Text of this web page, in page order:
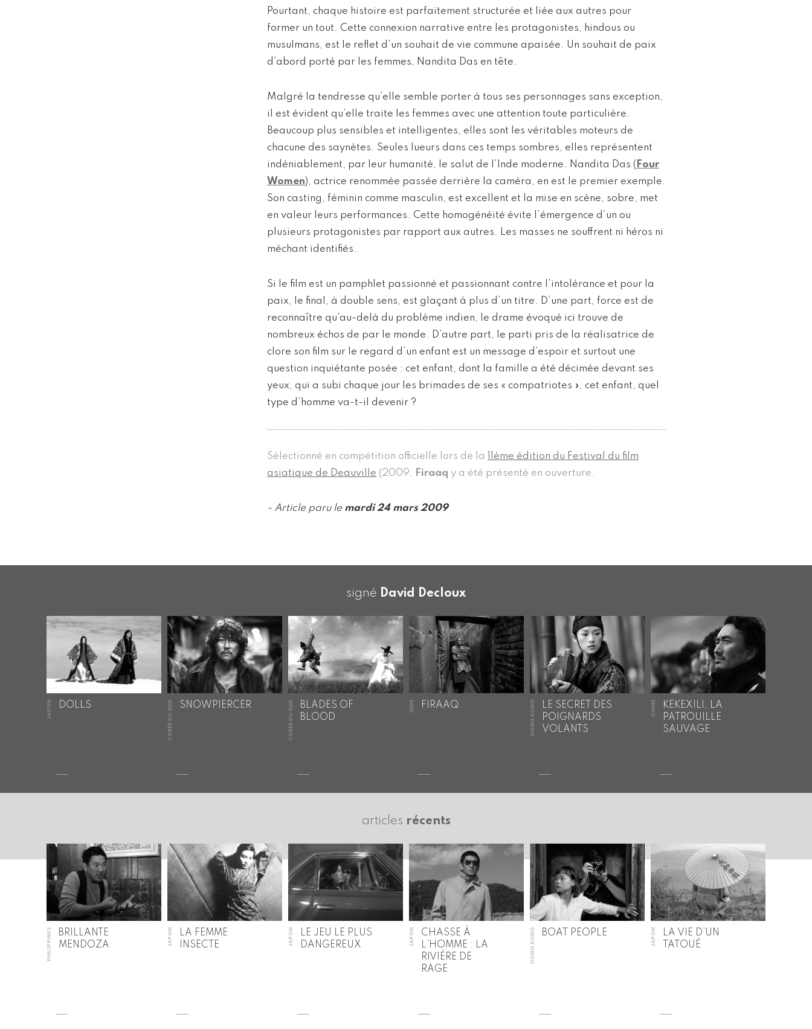
Pourtant, chaque histoire est parfaitement structurée et liée aux autres pour
former un tout. Cette connexion narrative entre les protagonistes, hindous ou
musulmans, est le reflet d’un souhait de vie commune apaisée. Un souhait de paix
d’abord porté par les femmes, Nandita Das en tête.
Malgré la tendresse qu’elle semble porter à tous ses personnages sans exception,
il est évident qu’elle traite les femmes avec une attention toute particulière.
Beaucoup plus sensibles et intelligentes, elles sont les véritables moteurs de
chacune des saynètes. Seules lueurs dans ces temps sombres, elles représentent
indéniablement, par leur humanité, le salut de l’Inde moderne. Nandita Das ( Four
Women), actrice renommée passée derrière la caméra, en est le premier exemple.
Son casting, féminin comme masculin, est excellent et la mise en scène, sobre, met
en valeur leurs performances. Cette homogénéité évite l’émergence d’un ou
plusieurs protagonistes par rapport aux autres. Les masses ne souffrent ni héros ni
méchant identifiés.
Si le film est un pamphlet passionné et passionnant contre l’intolérance et pour la
paix, le final, à double sens, est glaçant à plus d’un titre. D’une part, force est de
reconnaître qu’au-delà du problème indien, le drame évoqué ici trouve de
nombreux échos de par le monde. D’autre part, le parti pris de la réalisatrice de
clore son film sur le regard d’un enfant est un message d’espoir et surtout une
question inquiétante posée : cet enfant, dont la famille a été décimée devant ses
yeux, qui a subi chaque jour les brimades de ses « compatriotes », cet enfant, quel
type d’homme va-t-il devenir ?
Sélectionné en compétition officielle lors de la
11ème édition du Festival du film
asiatique de Deauville (2009, Firaaq y a été présenté en ouverture.
- Article paru le mardi 24 mars 2009
signé David Decloux
JAPON DOLLS CORÉE DU SUD SNOWPIERCER CORÉE DU SUD
BLADES OF
BLOOD
INDE FIRAAQ HONG KONG
LE SECRET DES
POIGNARDS
VOLANTS
CHINE
KEKEXILI, LA
PATROUILLE
SAUVAGE
articles récents
PHILIPPINES
BRILLANTE
MENDOZA
JAPON
LA FEMME
INSECTE
JAPON
LE JEU LE PLUS
DANGEREUX
JAPON
CHASSE À
L’HOMME : LA
RIVIÈRE DE
RAGE
HONG KONG BOAT PEOPLE JAPON
LA VIE D’UN
TATOUÉ